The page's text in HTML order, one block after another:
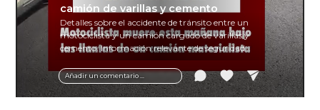
Añadir un comentario ...
camión de varillas y cemento
Detalles sobre el accidente de tránsito entre un
motociclista y un camión cargado de varillas y
cemento. Información relevante de seguridad
vial y recomendaciones para motociclistas.